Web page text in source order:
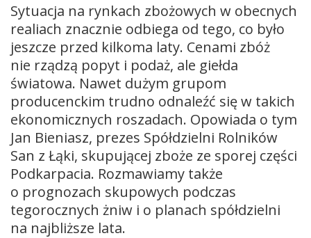
Sytuacja na rynkach zbożowych w obecnych
realiach znacznie odbiega od tego, co było
jeszcze przed kilkoma laty. Cenami zbóż
nie rządzą popyt i podaż, ale giełda
światowa. Nawet dużym grupom
producenckim trudno odnaleźć się w takich
ekonomicznych roszadach. Opowiada o tym
Jan Bieniasz, prezes Spółdzielni Rolników
San z Łąki, skupującej zboże ze sporej części
Podkarpacia. Rozmawiamy także
o prognozach skupowych podczas
tegorocznych żniw i o planach spółdzielni
na najbliższe lata.